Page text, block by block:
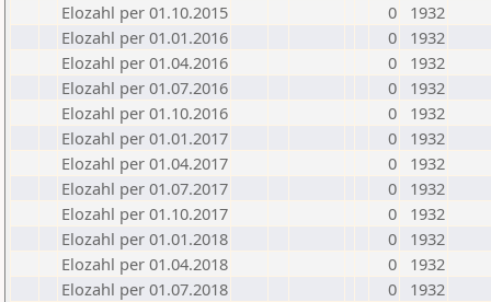
Elozahl per 01.10.2015
0
1932
Elozahl per 01.01.2016
0
1932
Elozahl per 01.04.2016
0
1932
Elozahl per 01.07.2016
0
1932
Elozahl per 01.10.2016
0
1932
Elozahl per 01.01.2017
0
1932
Elozahl per 01.04.2017
0
1932
Elozahl per 01.07.2017
0
1932
Elozahl per 01.10.2017
0
1932
Elozahl per 01.01.2018
0
1932
Elozahl per 01.04.2018
0
1932
Elozahl per 01.07.2018
0
1932